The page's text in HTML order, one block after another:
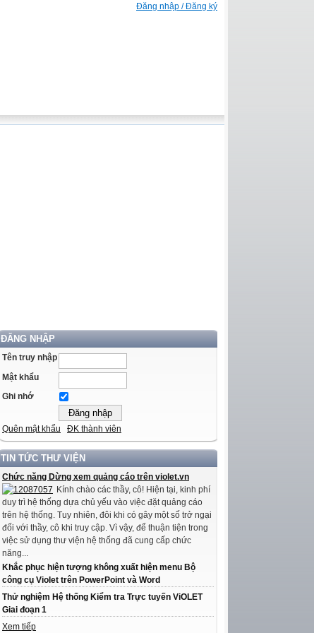
Đăng nhập / Đăng ký
ĐĂNG NHẬP
Tên truy nhập
Mật khẩu
Ghi nhớ
Quên mật khẩu ĐK thành viên
TIN TỨC THƯ VIỆN
Chức năng Dừng xem quảng cáo trên violet.vn
Kính chào các thầy, cô! Hiện tại, kinh phí
duy trì hệ thống dựa chủ yếu vào việc đặt quảng cáo
trên hệ thống. Tuy nhiên, đôi khi có gây một số trở ngại
đối với thầy, cô khi truy cập. Vì vậy, để thuận tiện trong
việc sử dụng thư viện hệ thống đã cung cấp chức
năng...
Khắc phục hiện tượng không xuất hiện menu Bộ
công cụ Violet trên PowerPoint và Word
Thử nghiệm Hệ thống Kiểm tra Trực tuyến ViOLET
Giai đoạn 1
Xem tiếp